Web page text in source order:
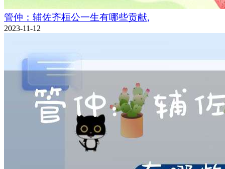
管仲：辅佐齐桓公一生有哪些贡献,
2023-11-12